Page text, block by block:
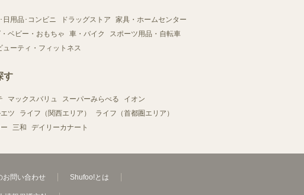
日用品･コンビニ ドラッグストア
家具・ホームセンター
ベビー・おもちゃ 車・バイク
スポーツ用品・自転車
ューティ・フィットネス
す
マックスバリュ スーパーみらべる
イオン
ツ ライフ（関西エリア）
ライフ（首都圏エリア）
三和 デイリーカナート
お問い合わせ Shufoo!とは